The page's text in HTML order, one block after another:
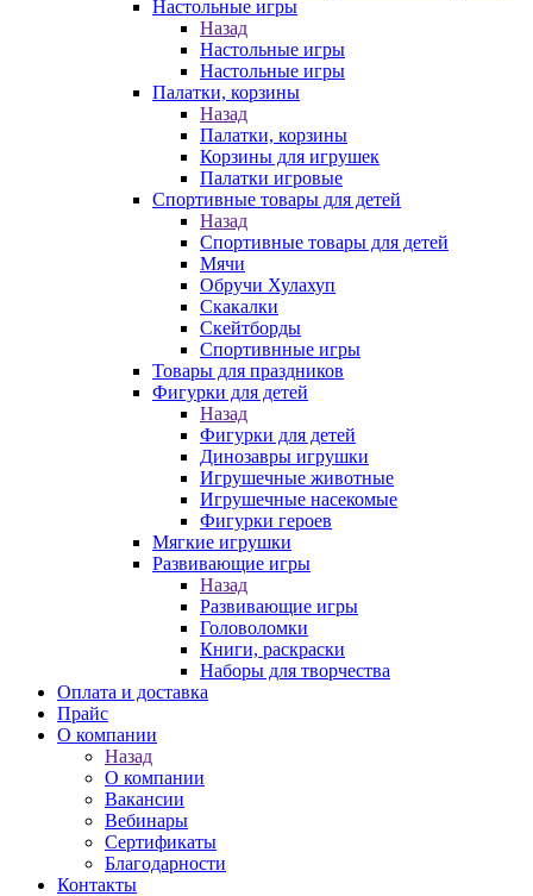
Настольные игры
Назад
Настольные игры
Настольные игры
Палатки, корзины
Назад
Палатки, корзины
Корзины для игрушек
Палатки игровые
Спортивные товары для детей
Назад
Спортивные товары для детей
Мячи
Обручи Хулахуп
Скакалки
Скейтборды
Спортивнные игры
Товары для праздников
Фигурки для детей
Назад
Фигурки для детей
Динозавры игрушки
Игрушечные животные
Игрушечные насекомые
Фигурки героев
Мягкие игрушки
Развивающие игры
Назад
Развивающие игры
Головоломки
Книги, раскраски
Наборы для творчества
Оплата и доставка
Прайс
О компании
Назад
О компании
Вакансии
Вебинары
Сертификаты
Благодарности
Контакты